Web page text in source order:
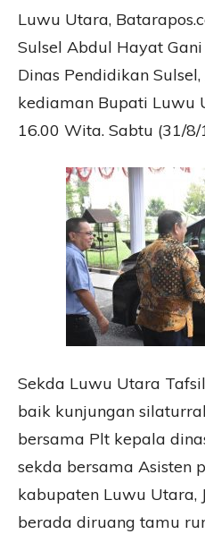
Luwu Utara,
Sulsel Abdul Hayat
Dinas Pendidikan
kediaman Bupati Luwu
16.00 Wita. Sabtu (31/8/
Sekda Luwu Utara
baik kunjungan
bersama Plt kepala
sekda bersama Asisten
kabupaten Luwu Utara,
berada diruang tamu